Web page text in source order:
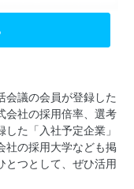
会議の会員が登録した
会社の採用倍率、選考
た「入社予定企業」
社の採用大学なども掲
とつとして、ぜひ活用